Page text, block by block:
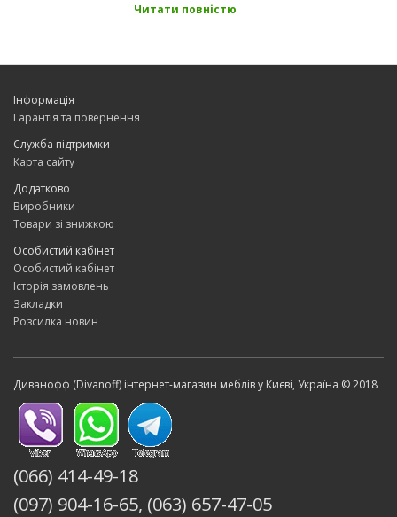
Читати повністю
Інформація
Гарантія та повернення
Служба підтримки
Карта сайту
Додатково
Виробники
Товари зі знижкою
Особистий кабінет
Особистий кабінет
Історія замовлень
Закладки
Розсилка новин
Диванофф (Divanoff) інтернет-магазин меблів у Києві, Україна © 2018
(066) 414-49-18
(097) 904-16-65, (063) 657-47-05